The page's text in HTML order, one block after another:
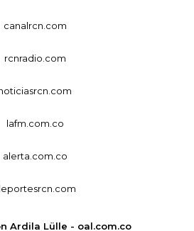
canalrcn.com
rcnradio.com
lafm.com.co
alerta.com.co
Ardila Lülle - oal.com.co